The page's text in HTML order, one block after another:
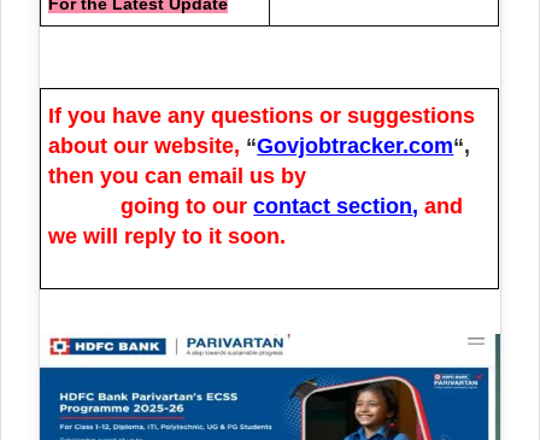
If you have any questions or suggestions
about our website, “Govjobtracker.com“,
then you can email us by
going to our contact section, and
we will reply to it soon.